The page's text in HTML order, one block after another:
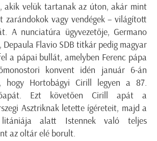
akik velük tartanak az úton, akár mint
zarándokok vagy vendégek – világított
A nunciatúra ügyvezetője, Germano
Depaula Flavio SDB titkár pedig magyar
a pápai bullát, amelyben Ferenc pápa
konvent idén január 6-án
hogy Hortobágyi Cirill legyen a 87.
Ezt követően Cirill apát a
Asztriknak letette ígéreteit, majd a
litániája alatt Istennek való teljes
az oltár elé borult.